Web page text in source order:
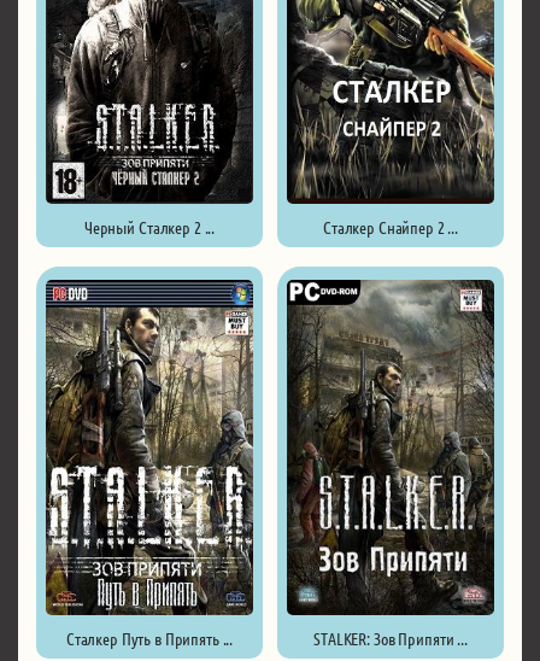
Черный Сталкер 2 ... Сталкер Снайпер 2 ...
Сталкер Путь в Припять ... STALKER: Зов Припяти ...